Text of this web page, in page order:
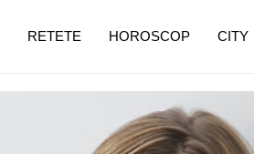
RETETE HOROSCOP CITY
de dureroasă este investigația